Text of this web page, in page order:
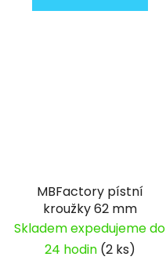
MBFactory pístní
kroužky 62 mm
Skladem expedujeme do
24 hodin (2 ks)